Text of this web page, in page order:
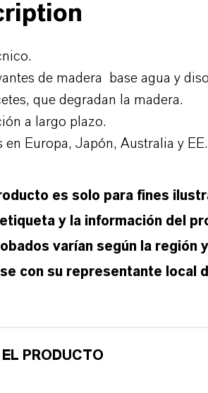
de madera base agua y
que degradan la madera.
a largo plazo.
Europa, Japón, Australia y
es solo para fines
y la información del
varían según la región
con su representante local
PRODUCTO